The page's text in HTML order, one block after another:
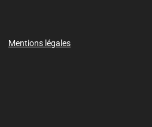
Mentions légales